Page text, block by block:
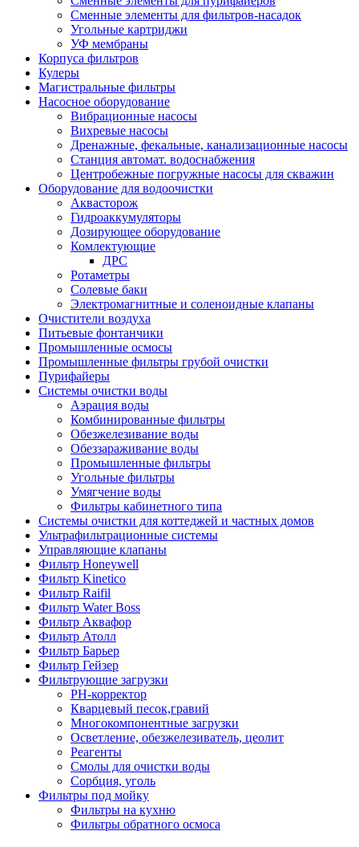
Сменные элементы для фильтров-насадок
Угольные картриджи
УФ мембраны
Корпуса фильтров
Кулеры
Магистральные фильтры
Насосное оборудование
Вибрационные насосы
Вихревые насосы
Дренажные, фекальные, канализационные насосы
Станция автомат. водоснабжения
Центробежные погружные насосы для скважин
Оборудование для водоочистки
Аквасторож
Гидроаккумуляторы
Дозирующее оборудование
Комлектующие
ДРС
Ротаметры
Солевые баки
Электромагнитные и соленоидные клапаны
Очистители воздуха
Питьевые фонтанчики
Промышленные осмосы
Промышленные фильтры грубой очистки
Пурифайеры
Системы очистки воды
Аэрация воды
Комбинированные фильтры
Обезжелезивание воды
Обеззараживание воды
Промышленные фильтры
Угольные фильтры
Умягчение воды
Фильтры кабинетного типа
Системы очистки для коттеджей и частных домов
Ультрафильтрационные системы
Управляющие клапаны
Фильтр Honeywell
Фильтр Kinetico
Фильтр Raifil
Фильтр Water Boss
Фильтр Аквафор
Фильтр Атолл
Фильтр Барьер
Фильтр Гейзер
Фильтрующие загрузки
PH-корректор
Кварцевый песок,гравий
Многокомпонентные загрузки
Осветление, обезжелезиватель, цеолит
Реагенты
Смолы для очистки воды
Сорбция, уголь
Фильтры под мойку
Фильтры на кухню
Фильтры обратного осмоса